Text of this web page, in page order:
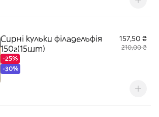
Сирні кульки філадельфія
150г(15шт)
-25%
-30%
157,50 ₴
210,00 ₴